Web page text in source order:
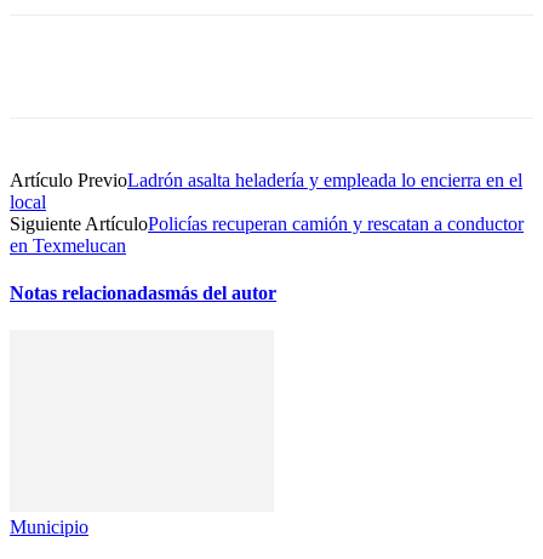
Artículo PrevioLadrón asalta heladería y empleada lo encierra en el
local
Siguiente ArtículoPolicías recuperan camión y rescatan a conductor
en Texmelucan
Notas relacionadasmás del autor
Municipio